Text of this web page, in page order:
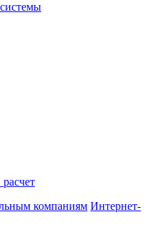
компаниям Интернет-